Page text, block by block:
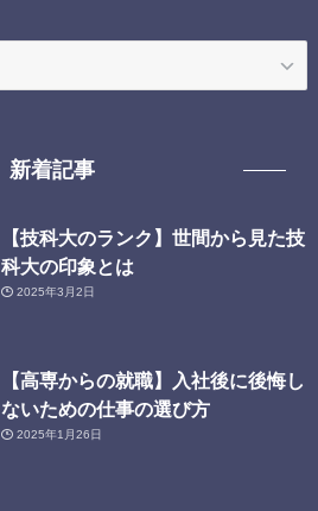
新着記事
【技科大のランク】世間から見た技
科大の印象とは
2025年3月2日
【高専からの就職】入社後に後悔し
ないための仕事の選び方
2025年1月26日